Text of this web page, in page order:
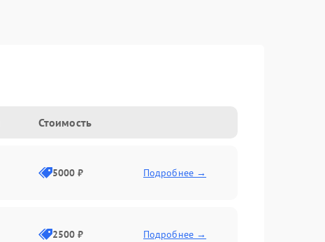
Стоимость
5000 ₽ Подробнее →
2500 ₽ Подробнее →